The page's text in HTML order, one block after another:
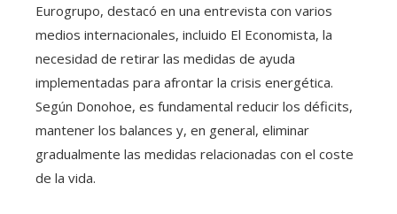
Eurogrupo, destacó en una entrevista con varios
medios internacionales, incluido El Economista, la
necesidad de retirar las medidas de ayuda
implementadas para afrontar la crisis energética.
Según Donohoe, es fundamental reducir los déficits,
mantener los balances y, en general, eliminar
gradualmente las medidas relacionadas con el coste
de la vida.